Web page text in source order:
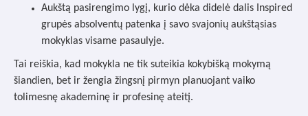
Aukštą pasirengimo lygį, kurio dėka didelė dalis Inspired
grupės absolventų patenka į savo svajonių aukštąsias
mokyklas visame pasaulyje.
Tai reiškia, kad mokykla ne tik suteikia kokybišką mokymą
šiandien, bet ir žengia žingsnį pirmyn planuojant vaiko
tolimesnę akademinę ir profesinę ateitį.